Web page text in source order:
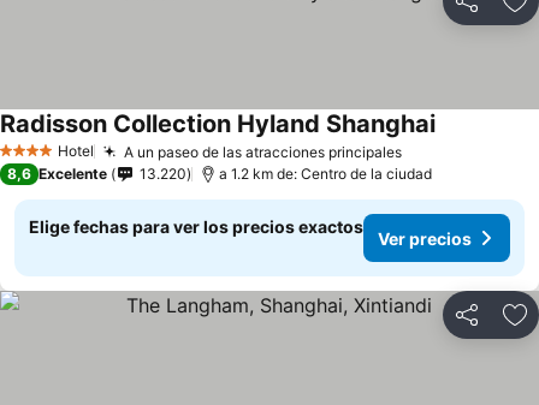
Compartir
4 EstrellasHotel A un paseo de las atracciones principales
Radisson Collection Hyland Shanghai
8,6 Excelente 13.220 a 1.2 km de: Centro de la ciudad
Elige fechas para ver los precios exactos
Ver precios
Compartir